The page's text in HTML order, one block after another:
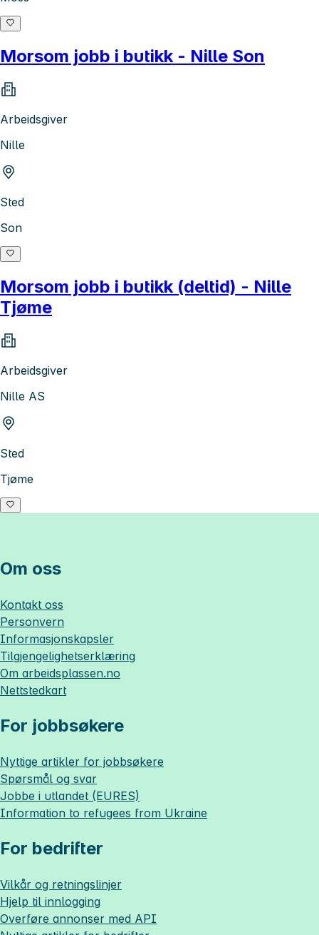
Morsom jobb i butikk - Nille Son
Arbeidsgiver
Nille
Sted
Son
Morsom jobb i butikk (deltid) - Nille
Tjøme
Arbeidsgiver
Nille AS
Sted
Tjøme
Om oss
Kontakt oss
Personvern
Informasjonskapsler
Tilgjengelighetserklæring
Om arbeidsplassen.no
Nettstedkart
For jobbsøkere
Nyttige artikler for jobbsøkere
Spørsmål og svar
Jobbe i utlandet (EURES)
Information to refugees from Ukraine
For bedrifter
Vilkår og retningslinjer
Hjelp til innlogging
Overføre annonser med API